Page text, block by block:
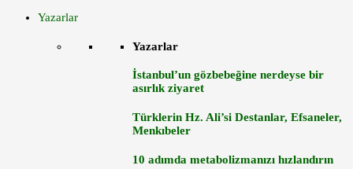
Yazarlar
Yazarlar
İstanbul’un gözbebeğine nerdeyse bir
asırlık ziyaret
Türklerin Hz. Ali’si Destanlar, Efsaneler,
Menkıbeler
10 adımda metabolizmanızı hızlandırın